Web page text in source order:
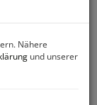
Nähere
und unserer